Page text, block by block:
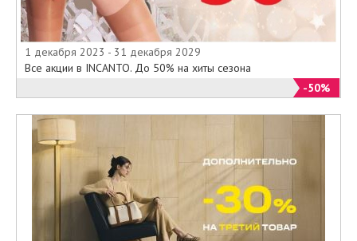
1 декабря 2023 - 31 декабря 2029
Все акции в INCANTO. До 50% на хиты сезона
-50%